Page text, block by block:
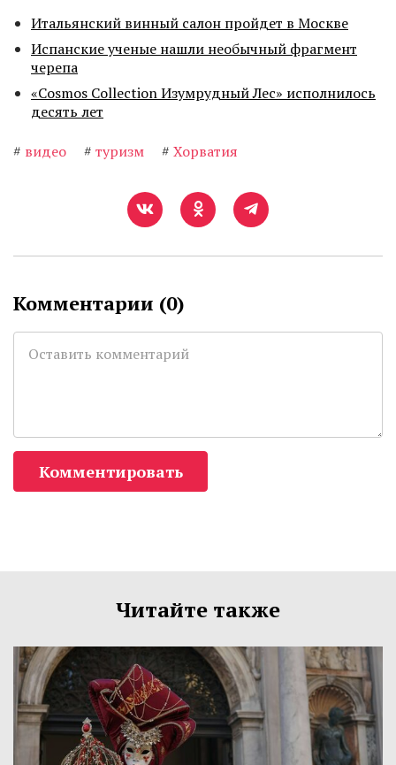
Итальянский винный салон пройдет в Москве
Испанские ученые нашли необычный фрагмент
черепа
«Cosmos Collection Изумрудный Лес» исполнилось
десять лет
# видео # туризм # Хорватия
Комментарии (0)
Комментировать
Читайте также